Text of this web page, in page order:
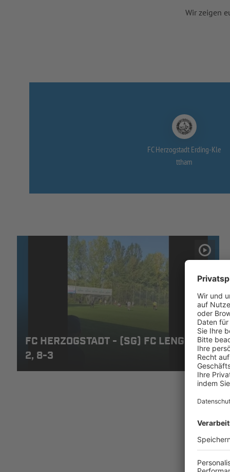
Wir zeigen
FC Herzogstadt Erding-Kle
ttham
FC HERZOGSTADT - (SG) FC LENGDORF
2, 8-3